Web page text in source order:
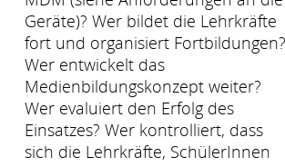
Geräte)? Wer bildet die Lehrkräfte
fort und organisiert Fortbildungen?
Wer entwickelt das
Medienbildungskonzept weiter?
Wer evaluiert den Erfolg des
Einsatzes? Wer kontrolliert, dass
sich die Lehrkräfte, SchülerInnen